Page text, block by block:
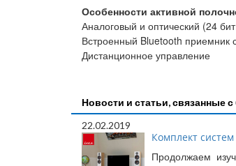
Особенности активной
Аналоговый и оптический (24
Встроенный Bluetooth приемник
Дистанционное управление
Новости и статьи, связанные
22.02.2019
Комплект
Продолжаем